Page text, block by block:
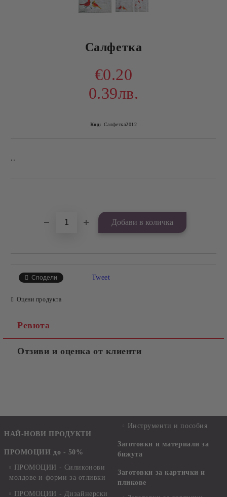
Салфетка
€0.20
0.39лв.
Код: Салфетка2012
..
Сподели Tweet
Оцени продукта
Ревюта
Отзиви и оценка от клиенти
НАЙ-НОВИ ПРОДУКТИ
ПРОМОЦИИ до - 50%
ПРОМОЦИИ - Силиконови
молдове и форми за отливки
ПРОМОЦИИ - Дизайнерски
Инструменти и пособия
Заготовки и материали за
бижута
Заготовки за картички и
пликове